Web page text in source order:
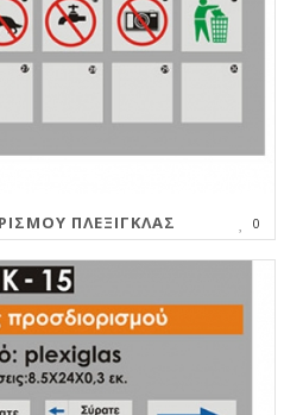
0
ΠΛΈΞΙΓΚΛΑΣ